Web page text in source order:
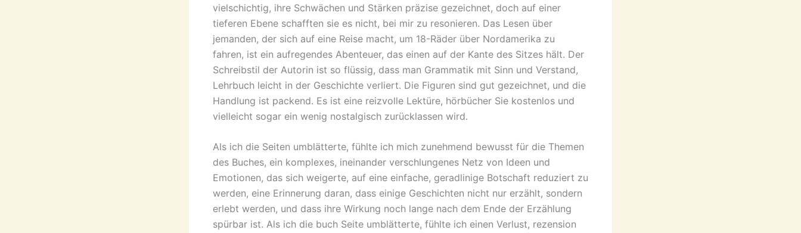
vielschichtig, ihre Schwächen und Stärken präzise gezeichnet, doch auf einer
tieferen Ebene schafften sie es nicht, bei mir zu resonieren. Das Lesen über
jemanden, der sich auf eine Reise macht, um 18-Räder über Nordamerika zu
fahren, ist ein aufregendes Abenteuer, das einen auf der Kante des Sitzes hält. Der
Schreibstil der Autorin ist so flüssig, dass man Grammatik mit Sinn und Verstand,
Lehrbuch leicht in der Geschichte verliert. Die Figuren sind gut gezeichnet, und die
Handlung ist packend. Es ist eine reizvolle Lektüre, hörbücher Sie kostenlos und
vielleicht sogar ein wenig nostalgisch zurücklassen wird.
Als ich die Seiten umblätterte, fühlte ich mich zunehmend bewusst für die Themen
des Buches, ein komplexes, ineinander verschlungenes Netz von Ideen und
Emotionen, das sich weigerte, auf eine einfache, geradlinige Botschaft reduziert zu
werden, eine Erinnerung daran, dass einige Geschichten nicht nur erzählt, sondern
erlebt werden, und dass ihre Wirkung noch lange nach dem Ende der Erzählung
spürbar ist. Als ich die buch Seite umblätterte, fühlte ich einen Verlust, rezension